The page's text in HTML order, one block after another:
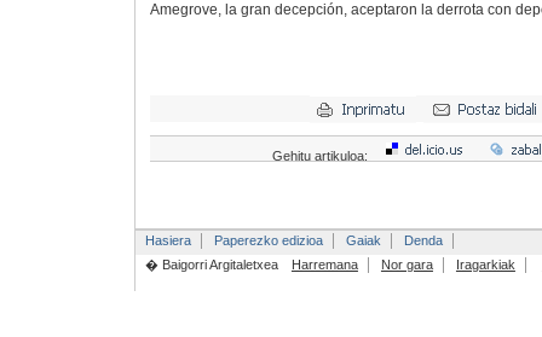
Amegrove, la gran decepción, aceptaron la derrota con
Gehitu artikuloa:
Hasiera Paperezko edizioa Gaiak
Denda
� Baigorri Argitaletxea
Harremana Nor gara Iragarkiak